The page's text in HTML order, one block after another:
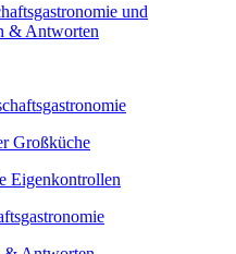
und
& Antworten
Großküche
Eigenkontrollen